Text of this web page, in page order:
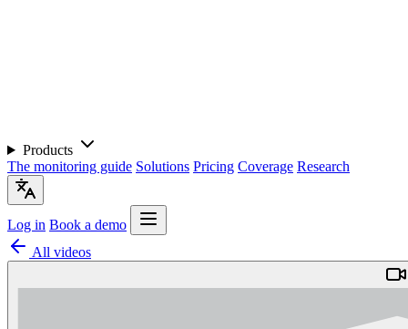
Products
The monitoring guide Solutions Pricing Coverage Research
Log in Book a demo
All videos